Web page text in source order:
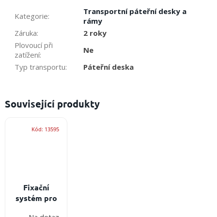
Související produkty
Fixační
systém pro
Kód: 13595
Kategorie:
Transportní páteřní desky a
rámy
Záruka:
2 roky
Plovoucí při
zatížení:
Ne
Typ transportu: Páteřní deska